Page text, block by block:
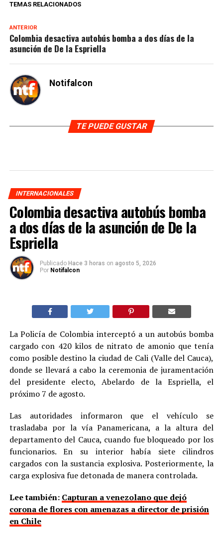
TEMAS RELACIONADOS
ANTERIOR
Colombia desactiva autobús bomba a dos días de la
asunción de De la Espriella
Notifalcon
TE PUEDE GUSTAR
INTERNACIONALES
Colombia desactiva autobús bomba
a dos días de la asunción de De la
Espriella
Publicado Hace 3 horas on agosto 5, 2026
Por Notifalcon
La Policía de Colombia interceptó a un autobús bomba
cargado con 420 kilos de nitrato de amonio que tenía
como posible destino la ciudad de Cali (Valle del Cauca),
donde se llevará a cabo la ceremonia de juramentación
del presidente electo, Abelardo de la Espriella, el
próximo 7 de agosto.
Las autoridades informaron que el vehículo se
trasladaba por la vía Panamericana, a la altura del
departamento del Cauca, cuando fue bloqueado por los
funcionarios. En su interior había siete cilindros
cargados con la sustancia explosiva. Posteriormente, la
carga explosiva fue detonada de manera controlada.
Lee también: Capturan a venezolano que dejó
corona de flores con amenazas a director de prisión
en Chile